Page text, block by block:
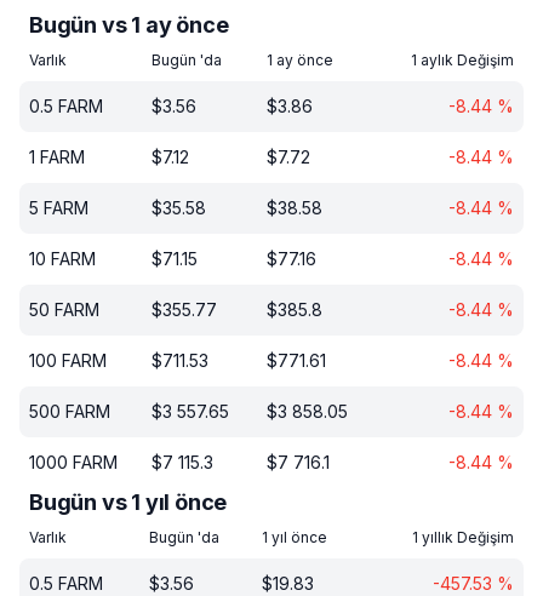
Bugün vs 1 ay önce
Varlık Bugün 'da 1 ay önce 1 aylık Değişim
0.5 FARM $3.56 $3.86 -8.44 %
1 FARM $7.12 $7.72 -8.44 %
5 FARM $35.58 $38.58 -8.44 %
10 FARM $71.15 $77.16 -8.44 %
50 FARM $355.77 $385.8 -8.44 %
100 FARM $711.53 $771.61 -8.44 %
500 FARM $3 557.65 $3 858.05 -8.44 %
1000 FARM $7 115.3 $7 716.1 -8.44 %
Bugün vs 1 yıl önce
Varlık Bugün 'da 1 yıl önce 1 yıllık Değişim
0.5 FARM $3.56 $19.83 -457.53 %